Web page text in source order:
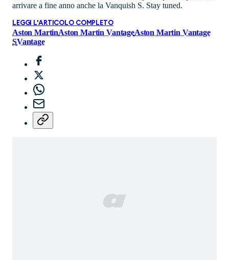
arrivare a fine anno anche la Vanquish S. Stay tuned.
LEGGI L'ARTICOLO COMPLETO
Aston MartinAston Martin VantageAston Martin Vantage
SVantage